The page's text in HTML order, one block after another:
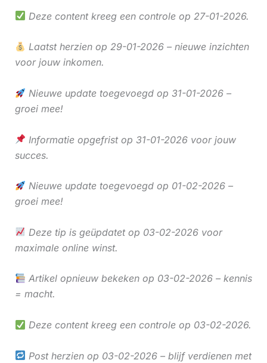
Deze content kreeg een controle op 27-01-2026.
Laatst herzien op 29-01-2026 – nieuwe inzichten
voor jouw inkomen.
Nieuwe update toegevoegd op 31-01-2026 –
groei mee!
Informatie opgefrist op 31-01-2026 voor jouw
succes.
Nieuwe update toegevoegd op 01-02-2026 –
groei mee!
Deze tip is geüpdatet op 03-02-2026 voor
maximale online winst.
Artikel opnieuw bekeken op 03-02-2026 – kennis
= macht.
Deze content kreeg een controle op 03-02-2026.
Post herzien op 03-02-2026 – blijf verdienen met